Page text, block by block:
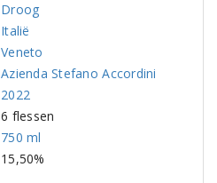
Droog
Italië
Veneto
Azienda Stefano Accordini
2022
6 flessen
750 ml
15,50%